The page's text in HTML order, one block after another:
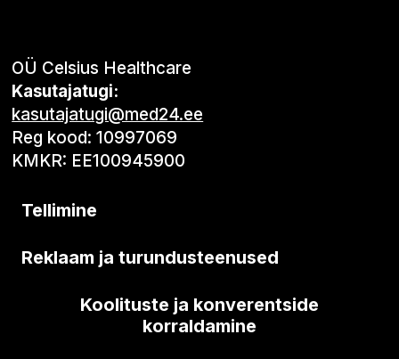
OÜ Celsius Healthcare
Kasutajatugi:
kasutajatugi@med24.ee
Reg kood: 10997069
KMKR: EE100945900
Tellimine
Reklaam ja turundusteenused
Koolituste ja konverentside
korraldamine